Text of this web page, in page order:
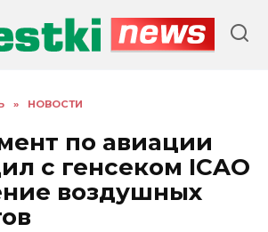
» НОВОСТИ
по авиации
с генсеком ICAO
воздушных